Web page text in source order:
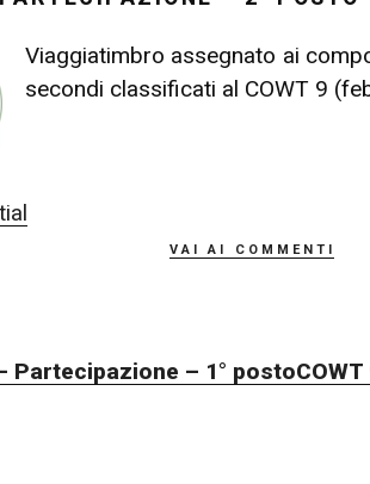
Viaggiatimbro assegnato ai
secondi classificati al COWT 9
vai ai commenti
Partecipazione – 1° posto